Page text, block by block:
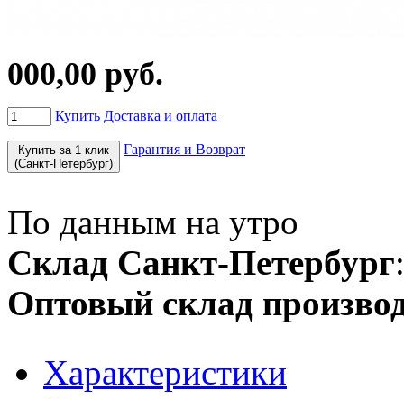
000,00 руб.
Купить Доставка и оплата
Купить за 1 клик
(Санкт-Петербург)
Гарантия и Возврат
По данным на утро
Склад Санкт-Петербург
Оптовый склад
Характеристики